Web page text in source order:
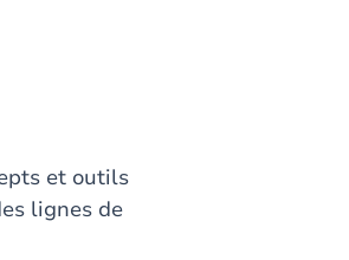
et outils
lignes de